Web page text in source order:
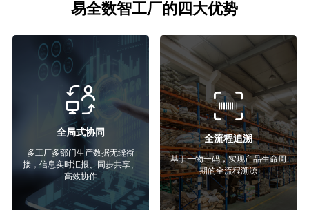
易全数智工厂的四大优势
全局式协同
多工厂多部门生产数据无缝衔
接，信息实时汇报、同步共享、
高效协作
全流程追溯
基于一物一码，实现产品生命周
期的全流程溯源